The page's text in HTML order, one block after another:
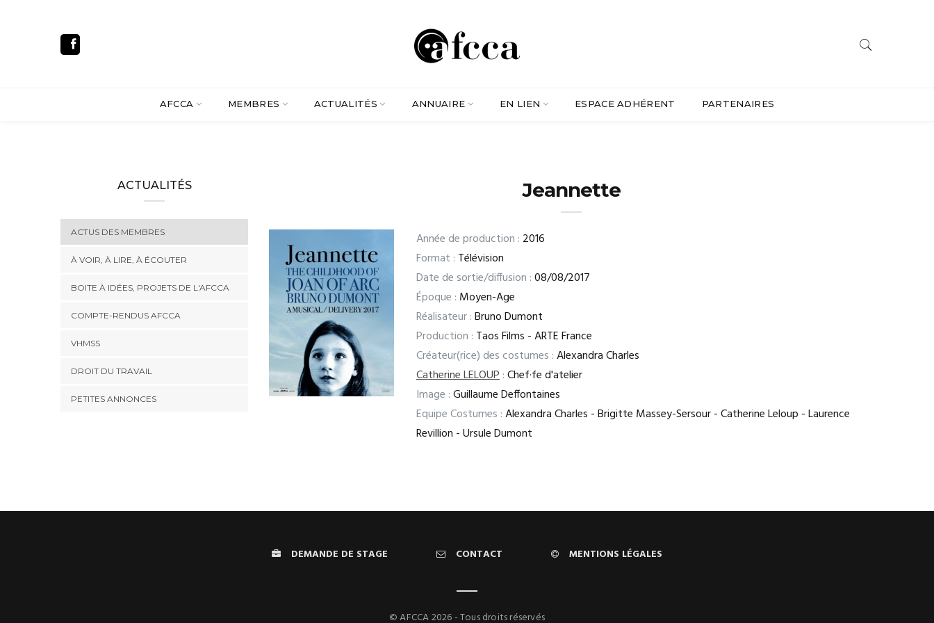
AFCCA MEMBRES ACTUALITÉS ANNUAIRE EN LIEN ESPACE ADHÉRENT PARTENAIRES
Jeannette
Année de production : 2016
Format : Télévision
Date de sortie/diffusion :08/08/2017
Époque : Moyen-Age
Réalisateur :Bruno Dumont
Production : Taos Films - ARTE France
Créateur(rice) des costumes :Alexandra Charles
Catherine LELOUP:Chef·fe d'atelier
Image :Guillaume Deffontaines
Equipe Costumes :Alexandra Charles - Brigitte Massey-Sersour - Catherine Leloup - Laurence
Revillion - Ursule Dumont
ACTUALITÉS
ACTUS DES MEMBRES
À VOIR, À LIRE, À ÉCOUTER
BOITE À IDÉES, PROJETS DE L'AFCCA
COMPTE-RENDUS AFCCA
VHMSS
DROIT DU TRAVAIL
PETITES ANNONCES
DEMANDE DE STAGE CONTACT MENTIONS LÉGALES
© AFCCA 2026 - Tous droits réservés